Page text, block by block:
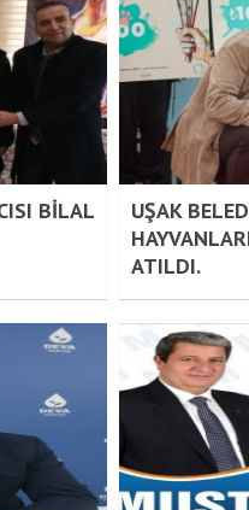
BİLAL
UŞAK
ATILDI.